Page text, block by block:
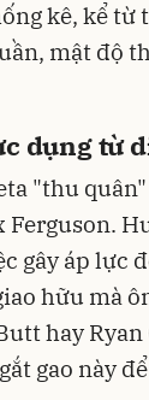
kê, kể từ
mật độ
dụng từ
"thu
Ferguson.
gây áp lực
hữu mà
hay
gao này